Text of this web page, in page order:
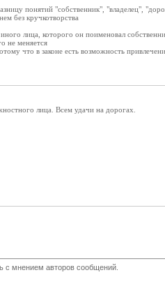
понятий "собственник", "владелец",
без кручкотворства
лица, которого он поименовал
не меняется
что в законе есть возможность
лица. Всем удачи на дорогах.
с мнением авторов сообщений.